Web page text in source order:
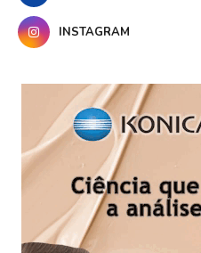
INSTAGRAM